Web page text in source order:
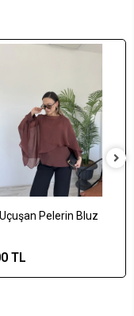
Uçuşan Pelerin Bluz
TL